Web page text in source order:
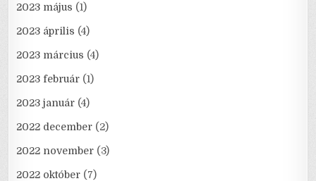
2023 május (1)
2023 április (4)
2023 március (4)
2023 február (1)
2023 január (4)
2022 december (2)
2022 november (3)
2022 október (7)